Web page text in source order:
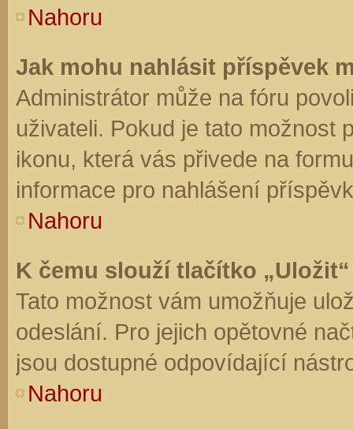
Nahoru
Jak mohu nahlásit příspěvek
Administrátor může na fóru
uživateli. Pokud je tato možnost
ikonu, která vás přivede na
informace pro nahlášení
Nahoru
K čemu slouží tlačítko
Tato možnost vám umožňuje
odeslání. Pro jejich opětovné
jsou dostupné odpovídající
Nahoru